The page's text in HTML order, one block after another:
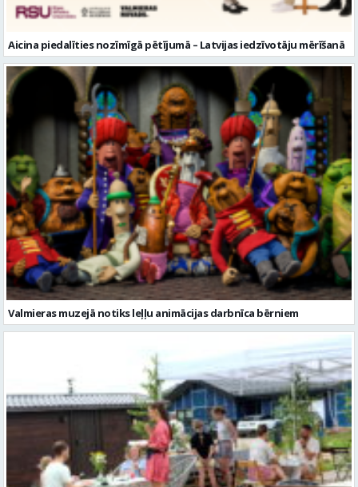
Aicina piedalīties nozīmīgā pētījumā – Latvijas iedzīvotāju mērīšanā
Valmieras muzejā notiks leļļu animācijas darbnīca bērniem